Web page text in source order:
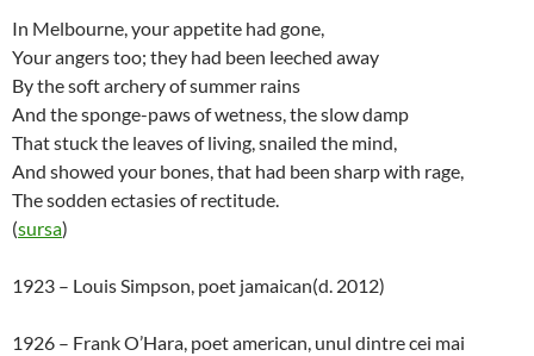
In Melbourne, your appetite had gone,
Your angers too; they had been leeched away
By the soft archery of summer rains
And the sponge-paws of wetness, the slow damp
That stuck the leaves of living, snailed the mind,
And showed your bones, that had been sharp with rage,
The sodden ectasies of rectitude.
(sursa)
1923 – Louis Simpson, poet jamaican(d. 2012)
1926 – Frank O’Hara, poet american, unul dintre cei mai